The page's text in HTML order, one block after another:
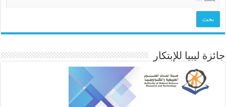
جائزة ليبيا للإبتكار